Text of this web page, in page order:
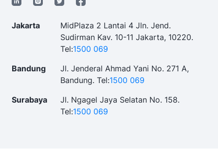
Jakarta
MidPlaza 2 Lantai 4 Jln. Jend.
Sudirman Kav. 10-11 Jakarta, 10220.
Tel:1500 069
Bandung
Jl. Jenderal Ahmad Yani No. 271 A,
Bandung. Tel:1500 069
Surabaya
Jl. Ngagel Jaya Selatan No. 158.
Tel:1500 069